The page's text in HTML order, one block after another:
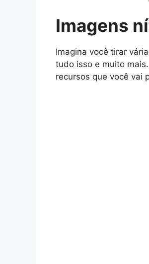
Imagens
Imagina você tirar
tudo isso e muito
recursos que você vai